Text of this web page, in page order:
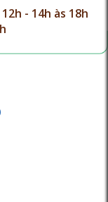
- 14h às 18h